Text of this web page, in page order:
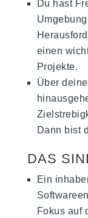
Du hast
einen
Projekte.
Über
Dann bist
DAS
Ein
Fokus auf